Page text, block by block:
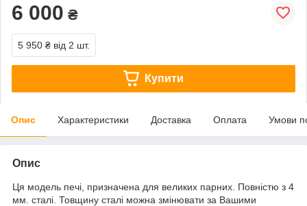
6 000 ₴
5 950 ₴ від 2 шт.
Купити
Опис Характеристики Доставка Оплата Умови
Опис
Ця модель печі, призначена для великих парних. Повністю з 4
мм. сталі. Товщину сталі можна змінювати за Вашими